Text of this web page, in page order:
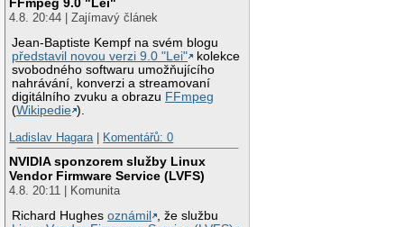
4.8. 20:44 | Zajímavý článek
Jean-Baptiste Kempf na svém blogu
představil novou verzi 9.0 "Lei"
kolekce
svobodného softwaru umožňujícího
nahrávání, konverzi a streamovaní
digitálního zvuku a obrazu FFmpeg
(Wikipedie ).
Ladislav Hagara| Komentářů: 0
NVIDIA sponzorem služby Linux
Vendor Firmware Service (LVFS)
4.8. 20:11 | Komunita
Richard Hughesoznámil
, že službu